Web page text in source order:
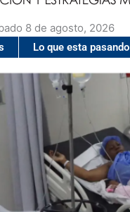
8 de agosto, 2026
Lo que esta pasando